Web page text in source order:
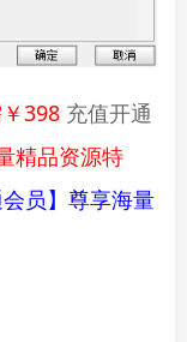
398 充值开通
精品资源特
员】尊享海量